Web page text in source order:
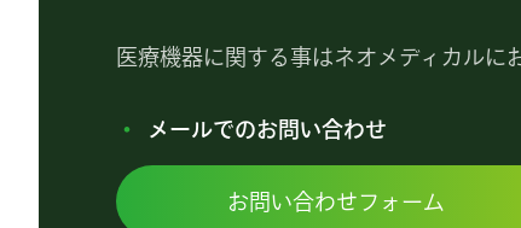
医療機器に関する事はネオメディカルに
メールでのお問い合わせ
お問い合わせフォーム